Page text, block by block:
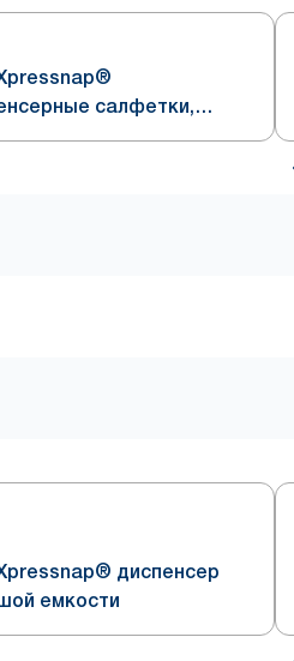
салфетки,
система N4
диспенсер
емкости